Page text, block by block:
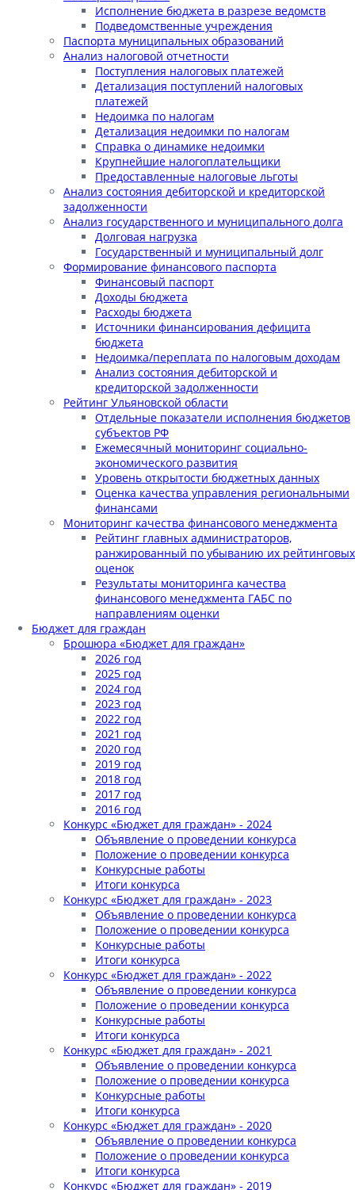
Исполнение бюджета в разрезе ведомств
Подведомственные учреждения
Паспорта муниципальных образований
Анализ налоговой отчетности
Поступления налоговых платежей
Детализация поступлений налоговых
платежей
Недоимка по налогам
Детализация недоимки по налогам
Справка о динамике недоимки
Крупнейшие налогоплательщики
Предоставленные налоговые льготы
Анализ состояния дебиторской и кредиторской
задолженности
Анализ государственного и муниципального долга
Долговая нагрузка
Государственный и муниципальный долг
Формирование финансового паспорта
Финансовый паспорт
Доходы бюджета
Расходы бюджета
Источники финансирования дефицита
бюджета
Недоимка/переплата по налоговым доходам
Анализ состояния дебиторской и
кредиторской задолженности
Рейтинг Ульяновской области
Отдельные показатели исполнения бюджетов
субъектов РФ
Ежемесячный мониторинг социально-
экономического развития
Уровень открытости бюджетных данных
Оценка качества управления региональными
финансами
Мониторинг качества финансового менеджмента
Рейтинг главных администраторов,
ранжированный по убыванию их рейтинговых
оценок
Результаты мониторинга качества
финансового менеджмента ГАБС по
направлениям оценки
Бюджет для граждан
Брошюра «Бюджет для граждан»
2026 год
2025 год
2024 год
2023 год
2022 год
2021 год
2020 год
2019 год
2018 год
2017 год
2016 год
Конкурс «Бюджет для граждан» - 2024
Объявление о проведении конкурса
Положение о проведении конкурса
Конкурсные работы
Итоги конкурса
Конкурс «Бюджет для граждан» - 2023
Объявление о проведении конкурса
Положение о проведении конкурса
Конкурсные работы
Итоги конкурса
Конкурс «Бюджет для граждан» - 2022
Объявление о проведении конкурса
Положение о проведении конкурса
Конкурсные работы
Итоги конкурса
Конкурс «Бюджет для граждан» - 2021
Объявление о проведении конкурса
Положение о проведении конкурса
Конкурсные работы
Итоги конкурса
Конкурс «Бюджет для граждан» - 2020
Объявление о проведении конкурса
Положение о проведении конкурса
Итоги конкурса
Конкурс «Бюджет для граждан» - 2019